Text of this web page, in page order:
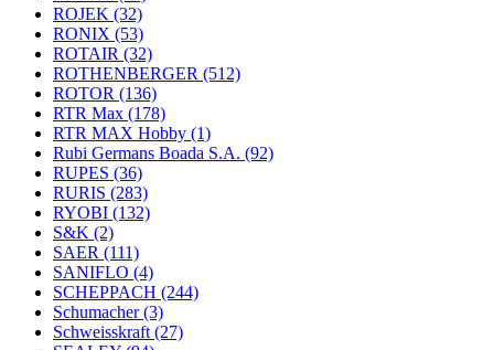
ROJEK (32)
RONIX (53)
ROTAIR (32)
ROTHENBERGER (512)
ROTOR (136)
RTR Max (178)
RTR MAX Hobby (1)
Rubi Germans Boada S.A. (92)
RUPES (36)
RURIS (283)
RYOBI (132)
S&K (2)
SAER (111)
SANIFLO (4)
SCHEPPACH (244)
Schumacher(3)
Schweisskraft (27)